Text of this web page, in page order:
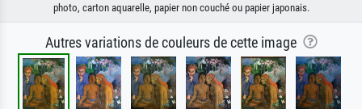
photo, carton aquarelle, papier non couché ou papier japonais.
Autres variations de couleurs de cette image